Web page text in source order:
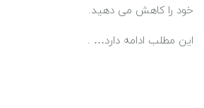
خود را کاهش می دهید.
این مطلب ادامه دارد… .